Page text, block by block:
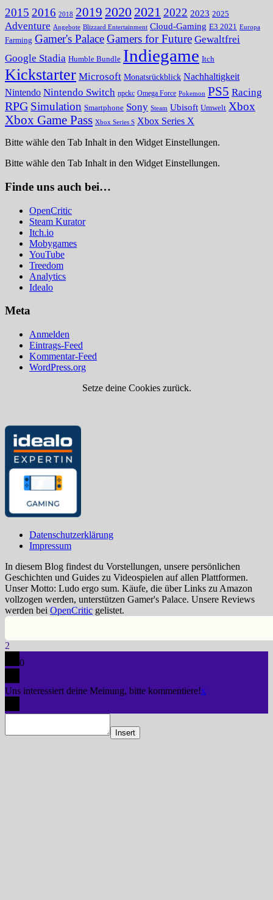
2015 2016 2018 2019 2020 2021 2022 2023 2025
Adventure Angebote Blizzard Entertainment Cloud-Gaming E3 2021 Europa
Farming Gamer's PalaceGamers for Future Gewaltfrei
Google Stadia Humble Bundle Indiegame Itch
Kickstarter Microsoft Monatsrückblick Nachhaltigkeit
Nintendo Nintendo Switch npckc Omega Force Pokemon PS5 Racing
RPG Simulation Smartphone Sony Steam Ubisoft Umwelt Xbox
Xbox Game Pass Xbox Series S Xbox Series X
Bitte wähle den Tab Inhalt in den Widget Einstellungen.
Bitte wähle den Tab Inhalt in den Widget Einstellungen.
Finde uns auch bei…
OpenCritic
Steam Kurator
Itch.io
Mobygames
YouTube
Treedom
Analytics
Idealo
Meta
Anmelden
Eintrags-Feed
Kommentar-Feed
WordPress.org
Setze deine Cookies zurück.
Datenschutzerklärung
Impressum
In diesem Blog findest du Vorstellungen, unsere persönlichen
Geschichten und Guides zu Videospielen auf allen Plattformen.
Unser Motto: Ludo ergo sum. Käufe, die über Links zu Amazon
vollzogen werden, unterstützen Gamer's Palace. Unsere Reviews
werden bei OpenCritic gelistet.
2
0
Uns interessiert deine Meinung, bitte kommentiere!x
Insert